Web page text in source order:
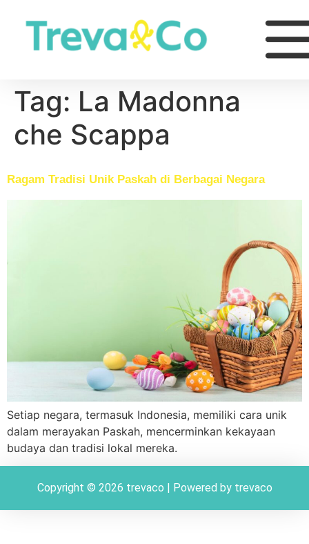
Tag: La Madonna
che Scappa
Ragam Tradisi Unik Paskah di Berbagai Negara
Setiap negara, termasuk Indonesia, memiliki cara unik
dalam merayakan Paskah, mencerminkan kekayaan
budaya dan tradisi lokal mereka.
Copyright © 2026 trevaco | Powered by trevaco